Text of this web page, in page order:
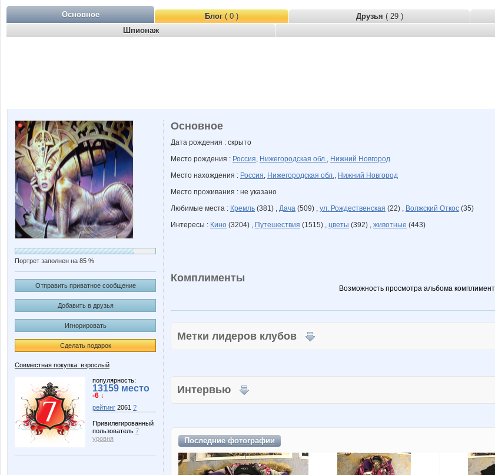
Основное Блог( 0 ) Друзья ( 29 )
Шпионаж
Портрет заполнен на 85 %
Отправить приватное сообщение
Добавить в друзья
Игнорировать
Сделать подарок
Совместная покупка: взрослый
популярность:
13159 место
-6 ↓
рейтинг 2061 ?
Привилегированный
пользователь 7
уровня
Основное
Дата рождения : скрыто
Место рождения : Россия, Нижегородская обл., Нижний Новгород
Место нахождения : Россия, Нижегородская обл., Нижний Новгород
Место проживания : не указано
Любимые места : Кремль (381) , Дача (509) , ул. Рождественская (22) , Волжский Откос (35)
Интересы : Кино (3204) , Путешествия (1515) , цветы (392) , животные (443)
Комплименты
Возможность просмотра альбома
Метки лидеров клубов
Интервью
Последниефотографии